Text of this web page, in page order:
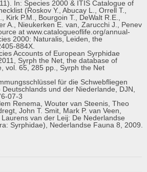
In: Species 2000 & ITIS Catalogue of
(Roskov Y., Abucay L., Orrell T.,
Kirk P.M., Bourgoin T., DeWalt R.E.,
A., Nieukerken E. van, Zarucchi J., Penev
at www.catalogueoflife.org/annual-
2000: Naturalis, Leiden, the
884X.
Accounts of European Syrphidae
Syrph the Net, the database of
vol. 65, 285 pp., Syrph the Net
für die Schwebfliegen
und der Niederlande, DJN,
07-3
Renema, Wouter van Steenis, Theo
John T. Smit, Mark P. van Veen,
van der Leij: De Nederlandse
Syrphidae), Nederlandse Fauna 8, 2009.